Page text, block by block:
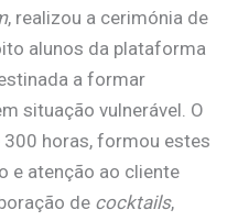
, realizou a cerimónia de
alunos da plataforma
a formar
situação vulnerável. O
300 horas, formou estes
e atenção ao cliente
de cocktails,